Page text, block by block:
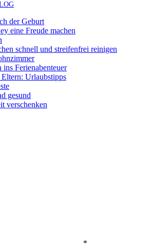
der Geburt
eine Freude machen
schnell und streifenfrei reinigen
Ferienabenteuer
Urlaubstipps
gesund
verschenken
*